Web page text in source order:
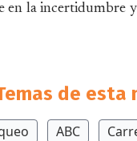
la incertidumbre
de esta
ABC